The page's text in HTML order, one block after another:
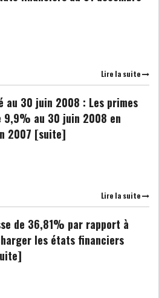
RSS ZOOMS
Lire la suite
au 30 juin 2008 : Les primes
9,9% au 30 juin 2008 en
2007 [suite]
Lire la suite
de 36,81% par rapport à
les états financiers